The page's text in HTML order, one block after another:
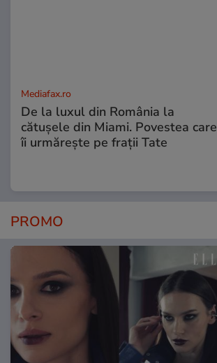
Mediafax.ro
De la luxul din România la
cătușele din Miami. Povestea care
îi urmărește pe frații Tate
PROMO